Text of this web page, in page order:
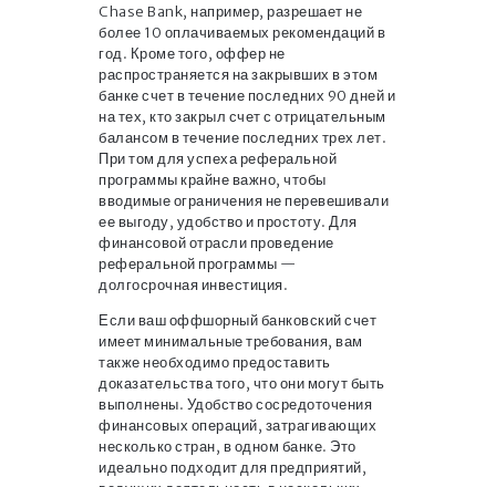
Chase Bank, например, разрешает не
более 10 оплачиваемых рекомендаций в
год. Кроме того, оффер не
распространяется на закрывших в этом
банке счет в течение последних 90 дней и
на тех, кто закрыл счет с отрицательным
балансом в течение последних трех лет.
При том для успеха реферальной
программы крайне важно, чтобы
вводимые ограничения не перевешивали
ее выгоду, удобство и простоту. Для
финансовой отрасли проведение
реферальной программы —
долгосрочная инвестиция.
Если ваш оффшорный банковский счет
имеет минимальные требования, вам
также необходимо предоставить
доказательства того, что они могут быть
выполнены. Удобство сосредоточения
финансовых операций, затрагивающих
несколько стран, в одном банке. Это
идеально подходит для предприятий,